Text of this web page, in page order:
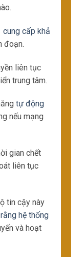
cung cấp khả
đoạn.
liên tục
trung tâm.
tự động
nếu mạng
gian chết
liên tục
tin cậy này
hệ thống
và hoạt